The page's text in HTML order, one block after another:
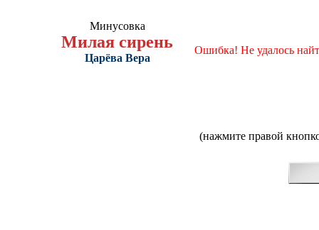
Минусовка
Милая сирень
Царёва Вера
Ошибка! Не удалось
(нажмите правой